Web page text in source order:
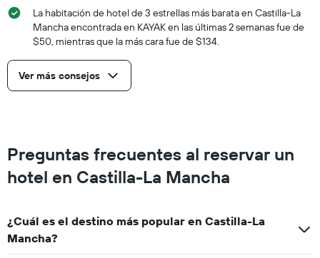
La habitación de hotel de 3 estrellas más barata en Castilla-La
Mancha encontrada en KAYAK en las últimas 2 semanas fue de
$50, mientras que la más cara fue de $134.
Ver más consejos
Preguntas frecuentes al reservar un
hotel en Castilla-La Mancha
¿Cuál es el destino más popular en Castilla-La
Mancha?